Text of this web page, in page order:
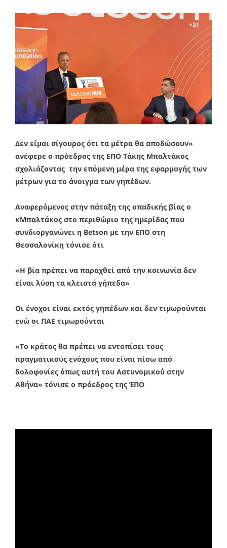
Δεν είμαι σίγουρος ότι τα μέτρα θα αποδώσουν»
ανέφερε ο πρόεδρος της ΕΠΟ Τάκης Μπαλτάκος
σχολιάζοντας την επόμενη μέρα της εφαρμογής των
μέτρων για το άνοιγμα των γηπέδων.
Αναφερόμενος στην πάταξη της οπαδικής βίας ο
κΜπαλτάκος στο περιθώριο της ημερίδας που
συνδιοργανώνει η Betson με την ΕΠΟ στη
Θεσσαλονίκη τόνισε ότι
«Η βία πρέπει να παραχθεί από την κοινωνία δεν
είναι λύση τα κλειστά γήπεδα»
Οι ένοχοι είναι εκτός γηπέδων και δεν τιμωρούνται
ενώ οι ΠΑΕ τιμωρούνται
«Το κράτος θα πρέπει να εντοπίσει τους
πραγματικούς ενόχους που είναι πίσω από
δολοφονίες όπως αυτή του Αστυνομικού στην
Αθήνα» τόνισε ο πρόεδρος της ΈΠΟ